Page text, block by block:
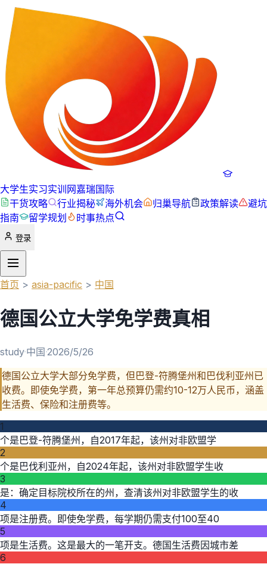
大学生实习实训网嘉瑞国际
干货攻略
行业揭秘 海外机会 归巢导航 政策解读
避坑
指南
留学规划 时事热点
登录
首页 > asia-pacific > 中国
德国公立大学免学费真相
study·中国·2026/5/26
德国公立大学大部分免学费，但巴登-符腾堡州和巴伐利亚州已
收费。即使免学费，第一年总预算仍需约10-12万人民币，涵盖
生活费、保险和注册费等。
1
个是巴登-符腾堡州，自2017年起，该州对非欧盟学
2
个是巴伐利亚州，自2024年起，该州对非欧盟学生收
3
是：确定目标院校所在的州，查清该州对非欧盟学生的收
4
项是注册费。即使免学费，每学期仍需支付100至40
5
项是生活费。这是最大的一笔开支。德国生活费因城市差
6